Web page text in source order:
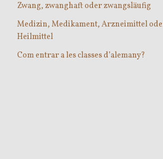
Zwang, zwanghaft oder zwangsläufig
Medizin, Medikament, Arzneimittel
Heilmittel
Com entrar a les classes d’alemany?